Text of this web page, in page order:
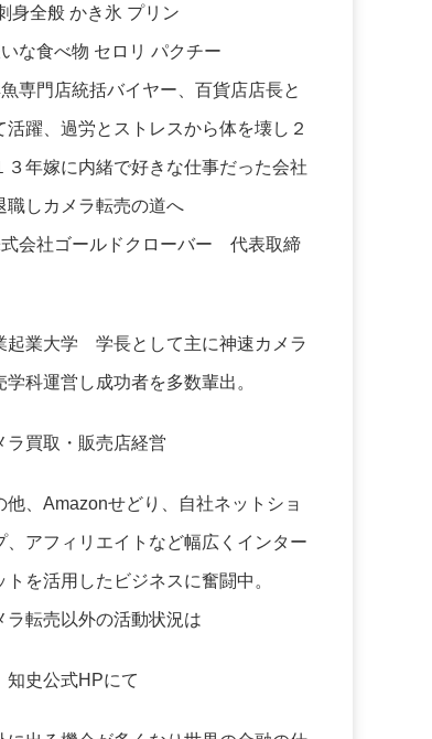
身全般 かき氷 プリン
な食べ物 セロリ パクチー
専門店統括バイヤー、百貨店店長と
活躍、過労とストレスから体を壊し２
３年嫁に内緒で好きな仕事だった会社
職しカメラ転売の道へ
会社ゴールドクローバー 代表取締
起業大学 学長として主に神速カメラ
学科運営し成功者を多数輩出。
ラ買取・販売店経営
他、Amazonせどり、自社ネットショ
、アフィリエイトなど幅広くインター
トを活用したビジネスに奮闘中。
ラ転売以外の活動状況は
史公式HPにて